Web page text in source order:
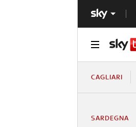
CAGLIARI
SARDEGNA